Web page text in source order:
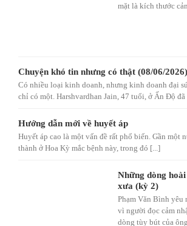
mặt là kích thước
Chuyện khó tin nhưng có thật (08/06/2026)
Có nhiều loại kinh doanh, nhưng kinh doanh đại
chỉ có một. Harshvardhan Jain, 47 tuổi, ở Ấn Độ đã
Hướng dẫn mới về huyết áp
Huyết áp cao là một vấn đề rất phổ biến. Gần một
thành ở Hoa Kỳ mắc bệnh này, trong đó [...]
Những dòng
xưa (kỳ 2)
Phạm Văn Bình yêu
vì người đọc cảm
dòng tùy bút của